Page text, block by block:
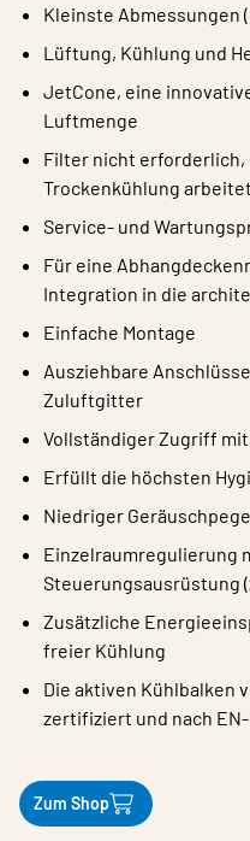
Kleinste Abmessungen
Lüftung, Kühlung und
JetCone, eine
Luftmenge
Filter nicht erforderlich,
Trockenkühlung arbeitet
Service- und
Für eine
Integration in die
Einfache Montage
Ausziehbare
Zuluftgitter
Vollständiger Zugriff
Erfüllt die höchsten
Niedriger
Einzelraumregulierung
Steuerungsausrüstung
Zusätzliche
freier Kühlung
Die aktiven Kühlbalken
zertifiziert und nach EN-
Zum Shop